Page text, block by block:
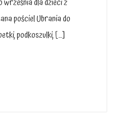
pościel Ubrania do
podkoszulki, […]